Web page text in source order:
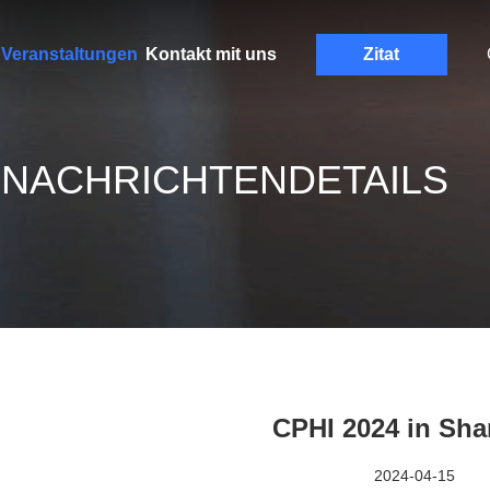
Veranstaltungen Kontakt mit uns Zitat
NACHRICHTENDETAILS
CPHI 2024 in
2024-04-15